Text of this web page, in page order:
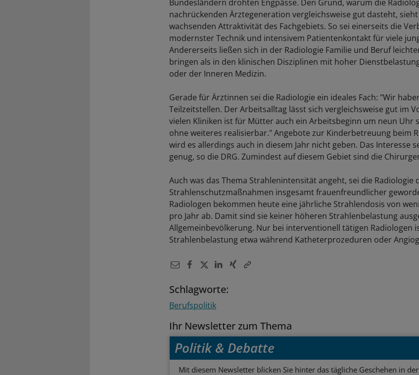
Bundesländern drohten Engpässe. Den Grund, warum die
nachrückenden Ärztegeneration vergleichsweise gut dasteht,
wachsenden Attraktivität des Fachgebiets. So sei einerseits die
modernster Technik und intensivem Patientenkontakt für viele
Andererseits ließen sich in der Radiologie Familie und Beruf
bringen als in den klinischen Disziplinen mit hoher
oder der Inneren Medizin.
Gerade für Ärztinnen sei die Radiologie ein ideales Fach: "Wir
Teilzeitstellen. Der Arbeitsalltag lässt sich vergleichsweise gut im
vielen Kliniken ist für Mütter auch ein Arbeitsbeginn um neun Uhr
ohne weiteres realisierbar." Angebote zur Kinderbetreuung beim
wird es allerdings auch in diesem Jahr nicht geben. Das Interesse
genug, so die DRG. Zumindest auf diesem Gebiet sind die
Auch was das Thema Strahlenintensität angeht, sei die Radiologie
Strahlenschutzmaßnahmen insgesamt frauenfreundlicher
Radiologen bekommen heute eine jährliche Strahlendosis von
pro Jahr ab. Damit sind sie keiner höheren Strahlenbelastung
Allgemeinbevölkerung. Nur bei interventionell tätigen Radiologen
Strahlenbelastung etwa während Katheterprozeduren oder
Schlagworte:
Berufspolitik
Ihr Newsletter zum Thema
Politik & Debatte
Mit diesem Newsletter blicken Sie hinter das tägliche Geschehen in